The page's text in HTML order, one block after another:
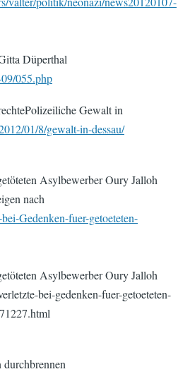
Düperthal
055.php
Gewalt in
01/8/gewalt-in-dessau/
Asylbewerber Oury Jalloh
nach
Gedenken-fuer-getoeteten-
Asylbewerber Oury Jalloh
bei-gedenken-fuer-getoeteten-
durchbrennen